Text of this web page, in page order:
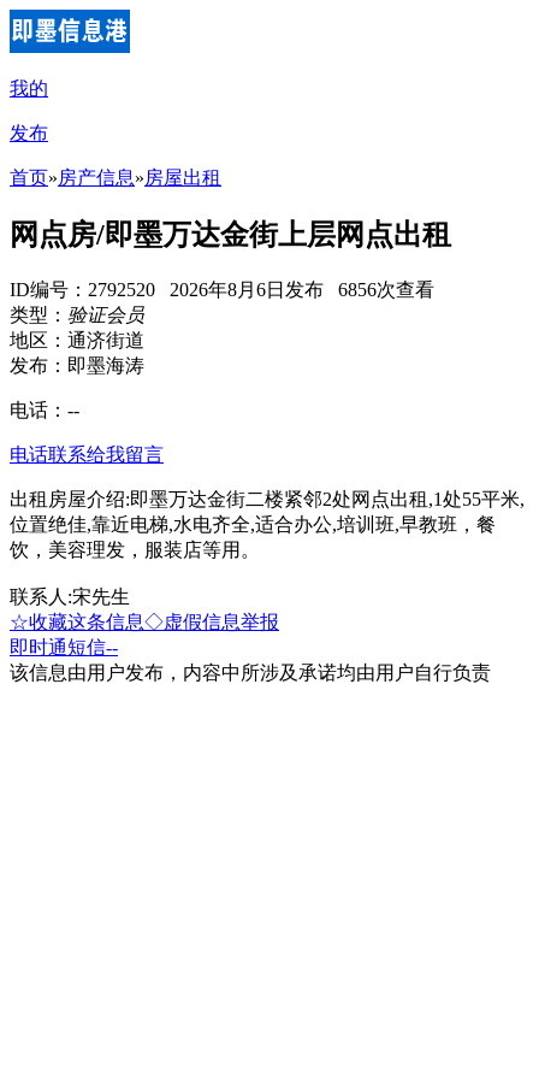
我的
发布
首页»房产信息»房屋出租
网点房/即墨万达金街上层网点出租
ID编号：2792520 2026年8月6日发布 6856次查看
类型： 验证会员
地区：通济街道
发布：即墨海涛
电话： --
电话联系给我留言
出租房屋介绍:即墨万达金街二楼紧邻2处网点出租,1处55平米,
位置绝佳,靠近电梯,水电齐全,适合办公,培训班,早教班，餐
饮，美容理发，服装店等用。
联系人:宋先生
☆收藏这条信息◇虚假信息举报
即时通短信--
该信息由用户发布，内容中所涉及承诺均由用户自行负责